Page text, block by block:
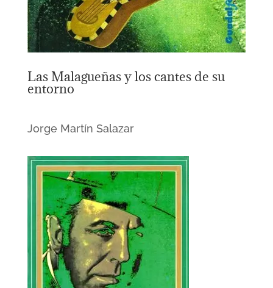
Las Malagueñas y los cantes de su
entorno
Jorge Martín Salazar